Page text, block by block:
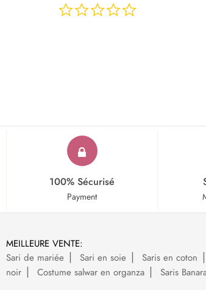
100% Sécurisé
Payment
MEILLEURE VENTE:
Sari de mariée
Sari en soie Saris en coton
noir
Costume salwar en organza Saris